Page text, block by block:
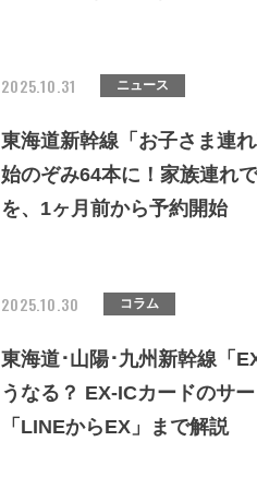
2025.10.31 ニュース
東海道新幹線「お子さま連
始のぞみ64本に！家族連れ
を、1ヶ月前から予約開始
2025.10.30 コラム
東海道･山陽･九州新幹線「
うなる？ EX-ICカードのサ
「LINEからEX」まで解説